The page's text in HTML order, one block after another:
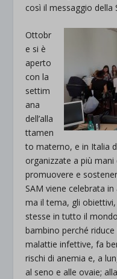
così il messaggio della
Ottobr
e si è
aperto
con la
settim
ana
dell’alla
ttamen
to materno, e in Italia
organizzate a più
promuovere e
SAM viene celebrata
ma il tema, gli
stesse in tutto il
bambino perché riduce
malattie infettive, fa
rischi di anemia e, a
al seno e alle ovaie;